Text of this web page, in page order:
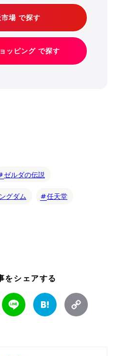
市場 で探す
ッピング で探す
ゼルダの伝説
グダム 任天堂
をシェアする
Line Hatena